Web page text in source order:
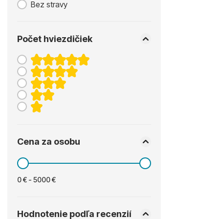
Bez stravy
Počet hviezdičiek
Cena za osobu
0 € - 5000 €
Hodnotenie podľa recenzií